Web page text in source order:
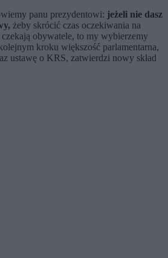
panu prezydentowi: jeżeli nie dasz
żeby skrócić czas oczekiwania na
czekają obywatele, to my wybierzemy
kroku większość parlamentarna,
ustawę o KRS, zatwierdzi nowy skład